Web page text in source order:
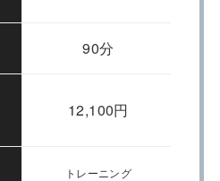
90分
12,100円
トレーニング